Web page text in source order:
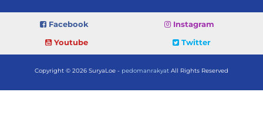
Facebook
Instagram
Youtube
Twitter
Copyright © 2026 SuryaLoe - pedomanrakyat All Rights Reserved